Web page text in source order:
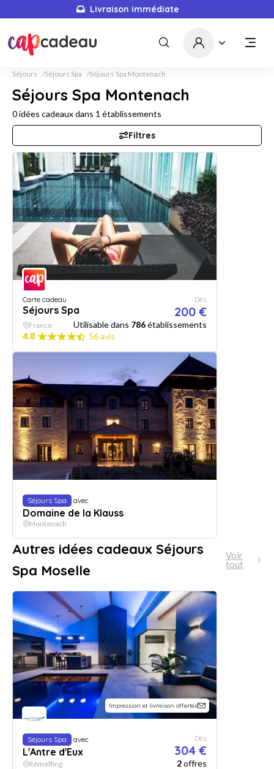
Livraison immédiate
Séjours Séjours Spa Séjours Spa Montenach
Séjours Spa Montenach
0idées cadeaux dans 1 établissements
Filtres
Carte cadeau
Séjours Spa
Dès
200 €
France Utilisable dans 786établissements
4.8
56 avis
Séjours Spa avec
Domaine de la Klauss
Montenach
Autres idées cadeaux Séjours
Spa Moselle
Voir
tout
Impression et livraison offertes
Séjours Spa avec
L'Antre d'Eux
Dès
304 €
Rémelfing 2offres